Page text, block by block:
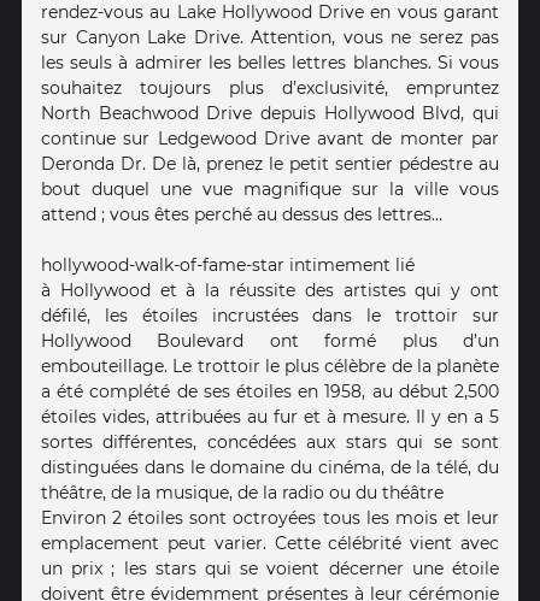
rendez-vous au Lake Hollywood Drive en vous garant
sur Canyon Lake Drive. Attention, vous ne serez pas
les seuls à admirer les belles lettres blanches. Si vous
souhaitez toujours plus d’exclusivité, empruntez
North Beachwood Drive depuis Hollywood Blvd, qui
continue sur Ledgewood Drive avant de monter par
Deronda Dr. De là, prenez le petit sentier pédestre au
bout duquel une vue magnifique sur la ville vous
attend ; vous êtes perché au dessus des lettres…
hollywood-walk-of-fame-star intimement lié
à Hollywood et à la réussite des artistes qui y ont
défilé, les étoiles incrustées dans le trottoir sur
Hollywood Boulevard ont formé plus d’un
embouteillage. Le trottoir le plus célèbre de la planète
a été complété de ses étoiles en 1958, au début 2,500
étoiles vides, attribuées au fur et à mesure. Il y en a 5
sortes différentes, concédées aux stars qui se sont
distinguées dans le domaine du cinéma, de la télé, du
théâtre, de la musique, de la radio ou du théâtre
Environ 2 étoiles sont octroyées tous les mois et leur
emplacement peut varier. Cette célébrité vient avec
un prix ; les stars qui se voient décerner une étoile
doivent être évidemment présentes à leur cérémonie